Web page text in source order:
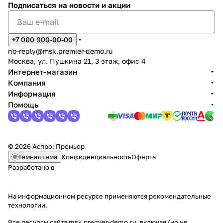
и
у
с
т
а
н
о
в
к
о
с
в
щ
е
а
я
в
э
к
о
-
с
т
л
е
Подписаться на новости и акции
+7 000 000-00-00
no-reply@msk.premier-demo.ru
Москва, ул. Пушкина 21, 3 этаж, офис 4
Интернет-магазин
Компания
Информация
Помощь
© 2026 Аспро: Премьер
Темная тема КонфиденциальностьОферта
Разработано в
На информационном ресурсе применяются рекомендательные
технологии.